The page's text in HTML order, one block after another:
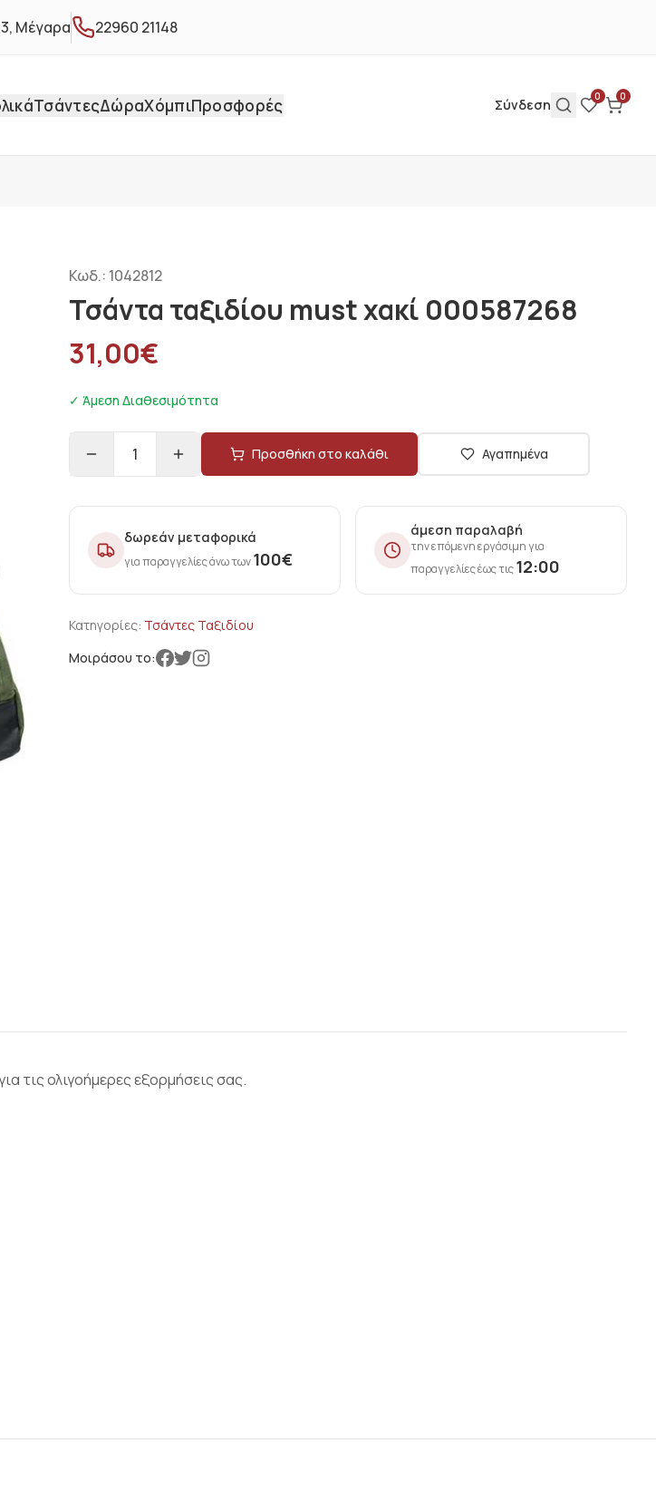
Μέγαρα 22960 21148
ΤσάντεςΔώραΧόμπιΠροσφορές Σύνδεση
0 0
Κωδ.: 1042812
Τσάντα ταξιδίου must χακί 000587268
31,00€
✓ Άμεση Διαθεσιμότητα
1 Προσθήκη στο καλάθι Αγαπημένα
δωρεάν μεταφορικά
για παραγγελίες άνω των100€
άμεση παραλαβή
την επόμενη εργάσιμη για
παραγγελίες έως τις12:00
Κατηγορίες: Τσάντες Ταξιδίου
Μοιράσου το:
τις ολιγοήμερες εξορμήσεις σας.